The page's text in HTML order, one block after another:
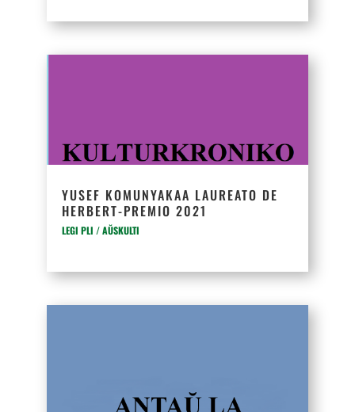
YUSEF KOMUNYAKAA LAUREATO DE
HERBERT-PREMIO 2021
LEGI PLI / AŬSKULTI